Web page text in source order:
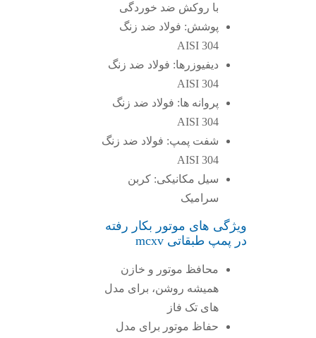
با روکش ضد خوردگی
پوشش: فولاد ضد زنگ
AISI 304
دیفیوزرها: فولاد ضد زنگ
AISI 304
پروانه ها: فولاد ضد زنگ
AISI 304
شفت پمپ: فولاد ضد زنگ
AISI 304
سیل مکانیکی: کربن
سرامیک
ویژگی های موتور بکار رفته
در پمپ طبقاتی mcxv
محافظ موتور و خازن
همیشه روشن، برای مدل
های تک فاز
حفاظ موتور برای مدل